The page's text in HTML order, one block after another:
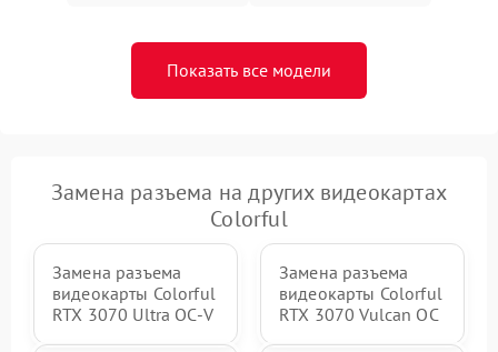
Показать все модели
Замена разъема на других видеокартах
Colorful
Замена разъема
видеокарты Colorful
RTX 3070 Ultra OC-V
Замена разъема
видеокарты Colorful
RTX 3070 Vulcan OC